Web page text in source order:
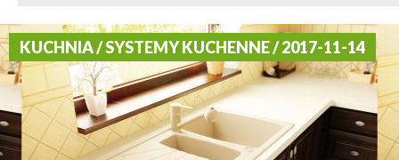
KUCHNIA / SYSTEMY KUCHENNE / 2017-11-14